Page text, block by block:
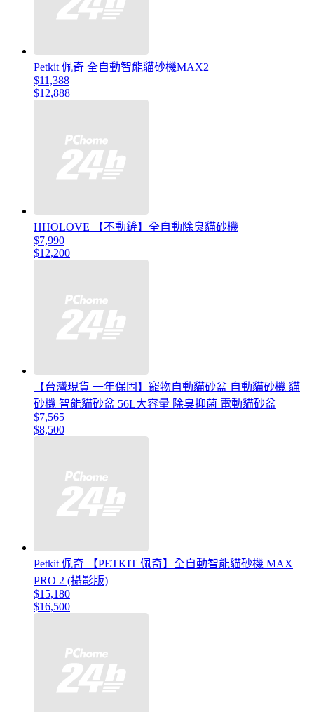
Petkit 佩奇 全自動智能貓砂機MAX2
$11,388
$12,888
HHOLOVE 【不動鏟】全自動除臭貓砂機
$7,990
$12,200
【台灣現貨 一年保固】寵物自動貓砂盆 自動貓砂機 貓
砂機 智能貓砂盆 56L大容量 除臭抑菌 電動貓砂盆
$7,565
$8,500
Petkit 佩奇 【PETKIT 佩奇】全自動智能貓砂機 MAX
PRO 2 (攝影版)
$15,180
$16,500